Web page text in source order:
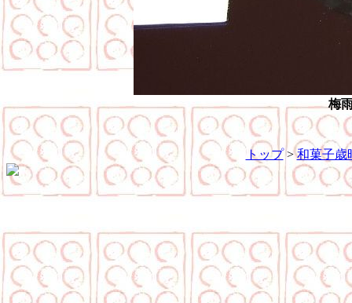
梅
トップ>和菓子歳